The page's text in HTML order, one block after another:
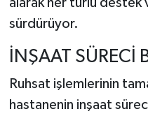
sürdürüyor.
İNŞAAT SÜRECİ
Ruhsat işlemlerinin
hastanenin inşaat